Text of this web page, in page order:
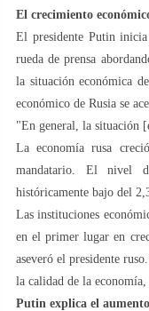
El crecimiento
El presidente Putin
rueda de prensa
la situación económica
económico de Rusia se
"En general, la situación
La economía rusa
mandatario. El nivel
históricamente bajo del
Las instituciones
en el primer lugar en
aseveró el presidente
la calidad de la economía,
Putin explica el